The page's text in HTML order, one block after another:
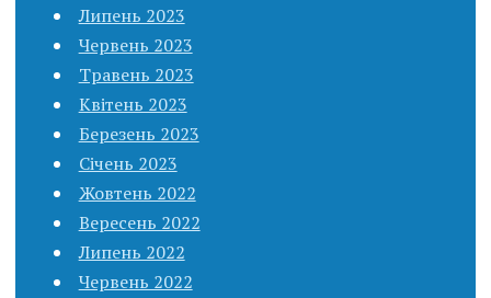
Липень 2023
Червень 2023
Травень 2023
Квітень 2023
Березень 2023
Січень 2023
Жовтень 2022
Вересень 2022
Липень 2022
Червень 2022